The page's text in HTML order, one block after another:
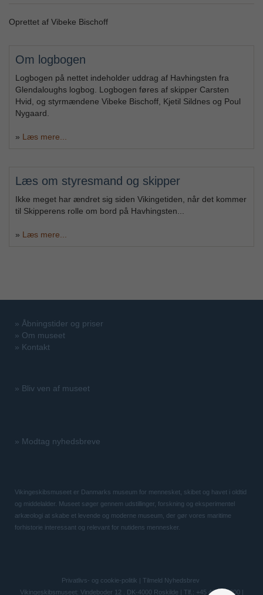
Oprettet af Vibeke Bischoff
Om logbogen
Logbogen på nettet indeholder uddrag af Havhingsten fra
Glendaloughs logbog. Logbogen føres af skipper Carsten
Hvid, og styrmændene Vibeke Bischoff, Kjetil Sildnes og Poul
Nygaard.
» Læs mere...
Læs om styresmand og skipper
Ikke meget har ændret sig siden Vikingetiden, når det kommer
til Skipperens rolle om bord på Havhingsten...
» Læs mere...
» Åbningstider og priser
» Om museet
» Kontakt
» Bliv ven af museet
» Modtag nyhedsbreve
Vikingeskibsmuseet er Danmarks museum for mennesket, skibet og havet i oldtid
og middelalder. Museet søger gennem udstillinger, forskning og eksperimentel
arkæologi at skabe et levende og moderne museum, der gør vores maritime
forhistorie interessant og relevant for nutidens mennesker.
Privatlivs- og cookie-politik | Tilmeld Nyhedsbrev
Vikingeskibsmuseet: Vindeboder 12 . DK-4000 Roskilde | Tlf.: +45 46 300 200 |